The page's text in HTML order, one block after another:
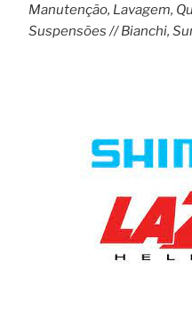
Manutenção, Lavagem,
Suspensões // Bianchi,